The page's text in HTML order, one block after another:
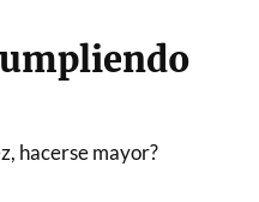
hacerse mayor?